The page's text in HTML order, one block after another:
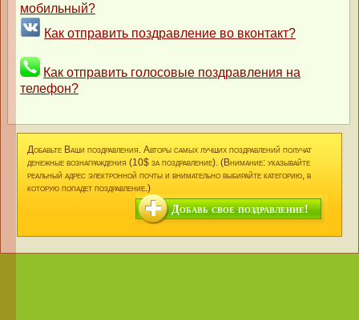
мобильный?
Как отправить поздравление во вконтакт?
Как отправить голосовые поздравления на
телефон?
Добавьте Ваши поздравления. Авторы самых лучших поздравлений получат
денежные вознаграждения (10$ за поздравление). (Внимание: указывайте
реальный адрес электронной почты и внимательно выбирайте категорию, в
которую попадет поздравление.)
Добавь свое поздравление!